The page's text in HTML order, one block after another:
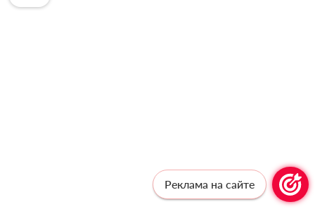
Реклама на сайте